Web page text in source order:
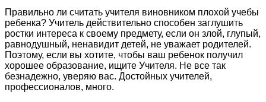
Правильно ли считать учителя виновником плохой учебы
ребенка? Учитель действительно способен заглушить
ростки интереса к своему предмету, если он злой, глупый,
равнодушный, ненавидит детей, не уважает родителей.
Поэтому, если вы хотите, чтобы ваш ребенок получил
хорошее образование, ищите Учителя. Не все так
безнадежно, уверяю вас. Достойных учителей,
профессионалов, много.